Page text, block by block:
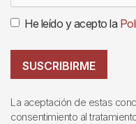
He leído y acepto la
SUSCRIBIRME
La aceptación de estas
consentimiento al